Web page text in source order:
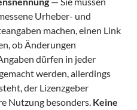
Urheber- und
machen, einen Link
ob Änderungen
dürfen in jeder
werden, allerdings
der Lizenzgeber
Nutzung besonders. Keine